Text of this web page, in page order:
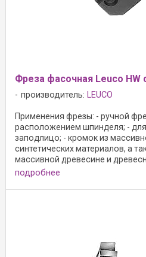
Фреза фасочная Leuco
производитель: LEUCO
Применения фрезы: - ручной
расположением шпинделя; -
заподлицо; - кромок из
синтетических материалов, а
массивной древесине и
подробнее